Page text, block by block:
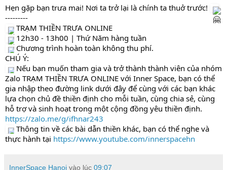
Hẹn gặp bạn trưa mai! Nơi ta trở lại là chính ta thuở trước!
---------
TRẠM THIỀN TRƯA ONLINE
12h30 - 13h00 | Thứ Năm hàng tuần
Chương trình hoàn toàn không thu phí.
CHÚ Ý:
Nếu bạn muốn tham gia và trở thành thành viên của nhóm
Zalo TRẠM THIỀN TRƯA ONLINE với Inner Space, bạn có thể
gia nhập theo đường link dưới đây để cùng với các bạn khác
lựa chọn chủ đề thiền định cho mỗi tuần, cùng chia sẻ, cùng
hỗ trợ và sinh hoạt trong một cộng đồng yêu thiền định.
https://zalo.me/g/ifhnar243
Thông tin về các bài dẫn thiền khác, bạn có thể nghe và
thực hành tại https://www.youtube.com/innerspacehn
InnerSpace Hanoi vào lúc 09:07